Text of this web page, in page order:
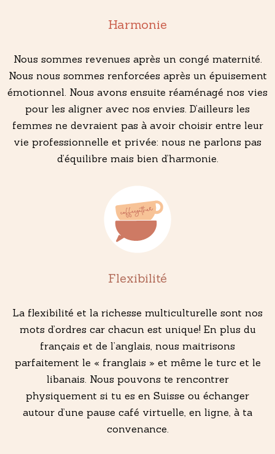
Harmonie
Nous sommes revenues après un congé maternité.
Nous nous sommes renforcées après un épuisement
émotionnel. Nous avons ensuite réaménagé nos vies
pour les aligner avec nos envies. D’ailleurs les
femmes ne devraient pas à avoir choisir entre leur
vie professionnelle et privée: nous ne parlons pas
d’équilibre mais bien d’harmonie.
Flexibilité
La flexibilité et la richesse multiculturelle sont nos
mots d’ordres car chacun est unique! En plus du
français et de l’anglais, nous maitrisons
parfaitement le « franglais » et même le turc et le
libanais. Nous pouvons te rencontrer
physiquement si tu es en Suisse ou échanger
autour d’une pause café virtuelle, en ligne, à ta
convenance.